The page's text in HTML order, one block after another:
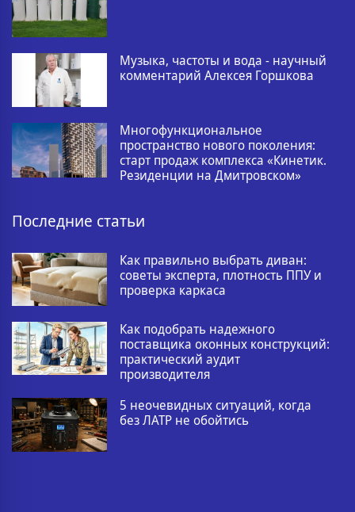
Музыка, частоты и вода - научный
комментарий Алексея Горшкова
Многофункциональное
пространство нового поколения:
старт продаж комплекса «Кинетик.
Резиденции на Дмитровском»
Последние статьи
Как правильно выбрать диван:
советы эксперта, плотность ППУ и
проверка каркаса
Как подобрать надежного
поставщика оконных конструкций:
практический аудит
производителя
5 неочевидных ситуаций, когда
без ЛАТР не обойтись